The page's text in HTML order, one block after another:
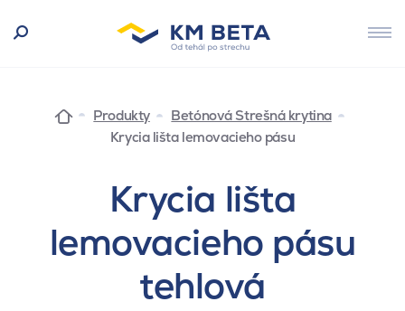
Produkty
Betónová Strešná krytina
Krycia lišta lemovacieho pásu
Krycia lišta
lemovacieho pásu
tehlová